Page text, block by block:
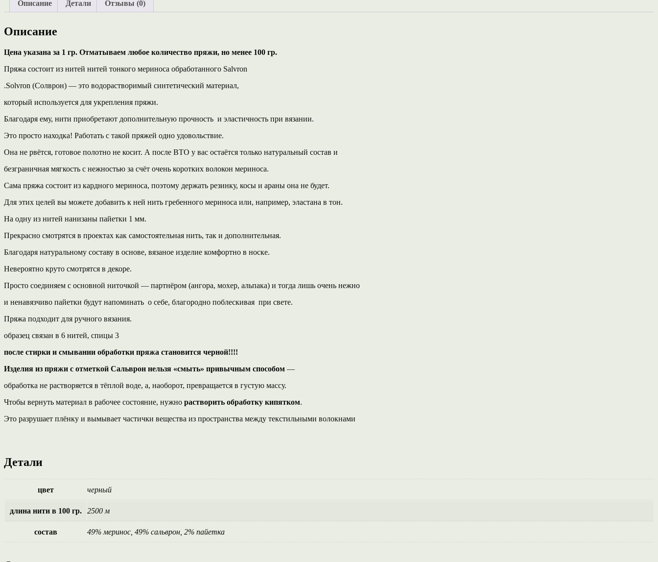
Описание Детали Отзывы (0)
Описание
Цена указана за 1 гр. Отматываем любое количество пряжи, но менее 100 гр.
Пряжа состоит из нитей нитей тонкого мериноса обработанного Salvron
.Solvron (Солврон) — это водорастворимый синтетический материал,
который используется для укрепления пряжи.
Благодаря ему, нити приобретают дополнительную прочность и эластичность при вязании.
Это просто находка! Работать с такой пряжей одно удовольствие.
Она не рвётся, готовое полотно не косит. А после ВТО у вас остаётся только натуральный состав и
безграничная мягкость с нежностью за счёт очень коротких волокон мериноса.
Сама пряжа состоит из кардного мериноса, поэтому держать резинку, косы и араны она не будет.
Для этих целей вы можете добавить к ней нить гребенного мериноса или, например, эластана в тон.
На одну из нитей нанизаны пайетки 1 мм.
Прекрасно смотрятся в проектах как самостоятельная нить, так и дополнительная.
Благодаря натуральному составу в основе, вязаное изделие комфортно в носке.
Невероятно круто смотрятся в декоре.
Просто соединяем с основной ниточкой — партнёром (ангора, мохер, альпака) и тогда лишь очень нежно
и ненавязчиво пайетки будут напоминать о себе, благородно поблескивая при свете.
Пряжа подходит для ручного вязания.
образец связан в 6 нитей, спицы 3
после стирки и смывании обработки пряжа становится черной!!!!
Изделия из пряжи с отметкой Сальврон нельзя «смыть» привычным способом —
обработка не растворяется в тёплой воде, а, наоборот, превращается в густую массу.
Чтобы вернуть материал в рабочее состояние, нужно растворить обработку кипятком.
Это разрушает плёнку и вымывает частички вещества из пространства между текстильными волокнами
Детали
цвет черный
длина нити в 100 гр. 2500 м
состав 49% меринос, 49% сальврон, 2% пайетка